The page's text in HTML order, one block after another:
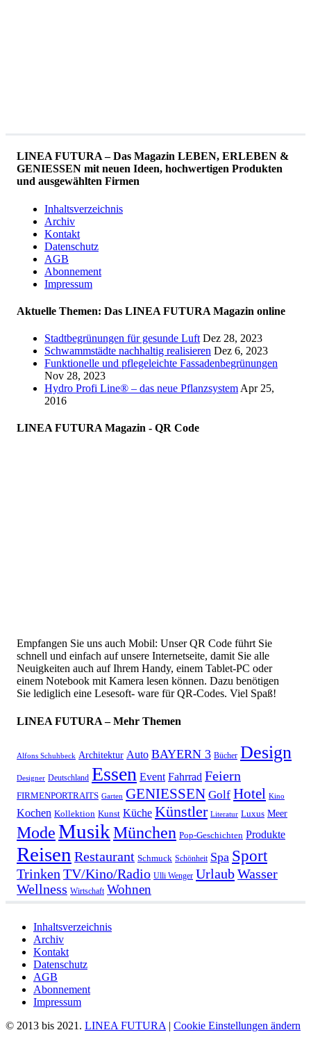
LINEA FUTURA – Das Magazin LEBEN, ERLEBEN &
GENIESSEN mit neuen Ideen, hochwertigen Produkten
und ausgewählten Firmen
Inhaltsverzeichnis
Archiv
Kontakt
Datenschutz
AGB
Abonnement
Impressum
Aktuelle Themen: Das LINEA FUTURA Magazin online
Stadtbegrünungen für gesunde Luft Dez 28, 2023
Schwammstädte nachhaltig realisieren Dez 6, 2023
Funktionelle und pflegeleichte Fassadenbegrünungen
Nov 28, 2023
Hydro Profi Line® – das neue Pflanzsystem Apr 25,
2016
LINEA FUTURA Magazin - QR Code
Empfangen Sie uns auch Mobil: Unser QR Code führt Sie
schnell und einfach auf unsere Internetseite, damit Sie alle
Neuigkeiten auch auf Ihrem Handy, einem Tablet-PC oder
einem Notebook mit Kamera lesen können. Dazu benötigen
Sie lediglich eine Lesesoft- ware für QR-Codes. Viel Spaß!
LINEA FUTURA – Mehr Themen
Alfons Schuhbeck Architektur Auto BAYERN 3 Bücher Design
Designer Deutschland Essen Event Fahrrad Feiern
FIRMENPORTRAITS Garten GENIESSEN Golf Hotel Kino
Kochen Kollektion Kunst Küche Künstler Literatur Luxus Meer
ModeMusikMünchen Pop-Geschichten Produkte
Reisen Restaurant Schmuck Schönheit Spa Sport
Trinken TV/Kino/Radio Ulli Wenger UrlaubWasser
Wellness Wirtschaft Wohnen
Inhaltsverzeichnis
Archiv
Kontakt
Datenschutz
AGB
Abonnement
Impressum
© 2013 bis 2021. LINEA FUTURA | Cookie Einstellungen ändern